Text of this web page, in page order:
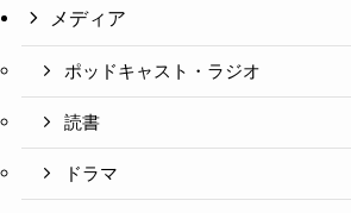
メディア
ポッドキャスト・ラジオ
読書
ドラマ